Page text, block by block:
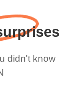
didn't know